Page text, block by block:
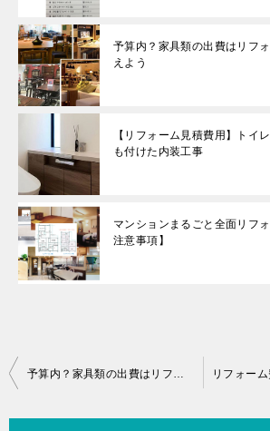
予算内？家具類の出費はリフ
えよう
【リフォーム見積費用】トイ
も付けた内装工事
マンションまるごと全面リフ
注意事項】
投
予算内？家具類の出費はリフォーム費用と一緒に考えよう